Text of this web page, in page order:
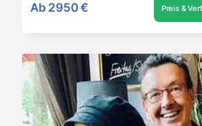
Ab 2950 € Preis &